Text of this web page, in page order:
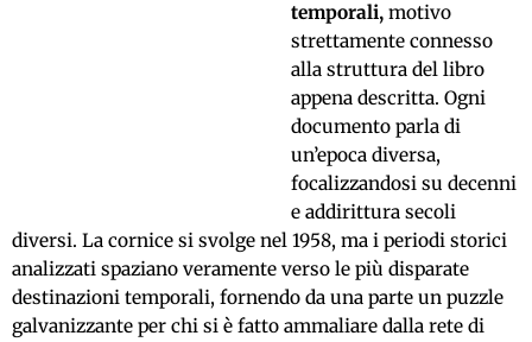
temporali,motivo
strettamente connesso
alla struttura del libro
appena descritta. Ogni
documento parla di
un’epoca diversa,
focalizzandosi su decenni
e addirittura secoli
diversi. La cornice si svolge nel 1958, ma i periodi storici
analizzati spaziano veramente verso le più disparate
destinazioni temporali, fornendo da una parte un puzzle
galvanizzante per chi si è fatto ammaliare dalla rete di